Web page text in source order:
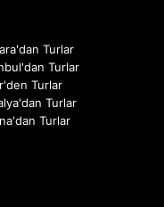
Turlar
Turlar
Turlar
Turlar
Turlar